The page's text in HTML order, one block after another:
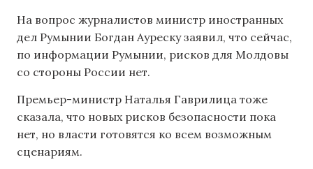
На вопрос журналистов министр иностранных
дел Румынии Богдан Ауреску заявил, что сейчас,
по информации Румынии, рисков для Молдовы
со стороны России нет.
Премьер-министр Наталья Гаврилица тоже
сказала, что новых рисков безопасности пока
нет, но власти готовятся ко всем возможным
сценариям.